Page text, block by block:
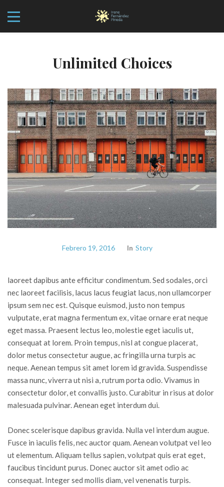
Unlimited Choices
Febrero 19, 2016 In Story
laoreet dapibus ante efficitur condimentum. Sed sodales, orci
nec laoreet facilisis, lacus lacus feugiat lacus, non ullamcorper
ipsum sem nec est. Quisque euismod, justo non tempus
vulputate, erat magna fermentum ex, vitae ornare erat neque
eget massa. Praesent lectus leo, molestie eget iaculis ut,
consequat at lorem. Proin tempus, nisl at congue placerat,
dolor metus consectetur augue, ac fringilla urna turpis ac
neque. Aenean tempus sit amet lorem id gravida. Suspendisse
massa nunc, viverra ut nisi a, rutrum porta odio. Vivamus in
consectetur dolor, et convallis justo. Curabitur in risus at dolor
malesuada pulvinar. Aenean eget interdum dui.
Donec scelerisque dapibus gravida. Nulla vel interdum augue.
Fusce in iaculis felis, nec auctor quam. Aenean volutpat vel leo
ut elementum. Aliquam tellus sapien, volutpat quis erat eget,
faucibus tincidunt purus. Donec auctor sit amet odio ac
consequat. Integer sed mollis diam, vel venenatis turpis.